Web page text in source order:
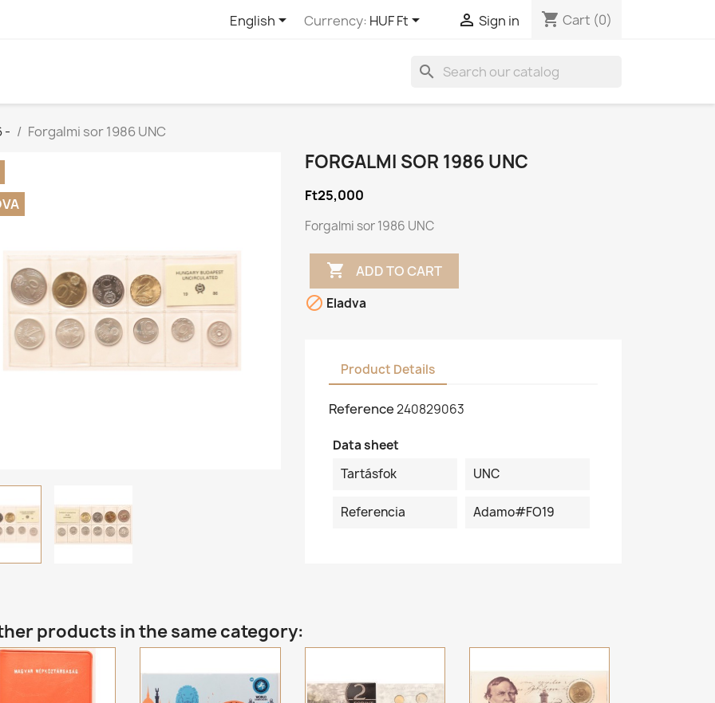
English Currency: HUF Ft  Sign in shopping_cart Cart (0)
search
- Forgalmi sor 1986 UNC
FORGALMI SOR 1986 UNC
Ft25,000
Forgalmi sor 1986 UNC
 ADD TO CART
 Eladva
Product Details
Reference240829063
Data sheet
Tartásfok
UNC
Referencia Adamo#FO19
products in the same category: